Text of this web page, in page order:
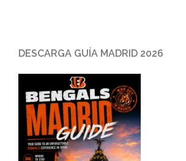
DESCARGA GUÍA MADRID 2026